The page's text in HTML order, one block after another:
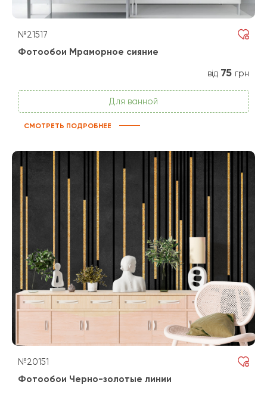
№21517
Фотообои Мраморное сияние
від 75 грн
Для ванной
СМОТРЕТЬ ПОДРОБНЕЕ
№20151
Фотообои Черно-золотые линии